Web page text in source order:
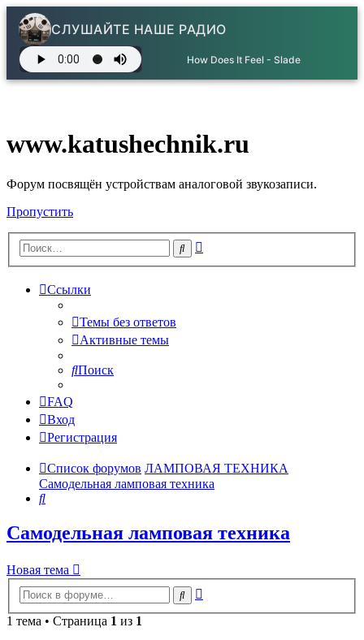
СЛУШАЙТЕ НАШЕ РАДИО
How Does It Feel - Slade
www.katushechnik.ru
Форум посвящён устройствам аналоговой звукозаписи.
Пропустить
Поиск
Ссылки
Темы без ответов
Активные темы
Поиск
FAQ
Вход
Регистрация
Список форумов ЛАМПОВАЯ ТЕХНИКА
Самодельная ламповая техника
Поиск
Самодельная ламповая техника
Новая тема
Поиск
1 тема • Страница 1 из 1